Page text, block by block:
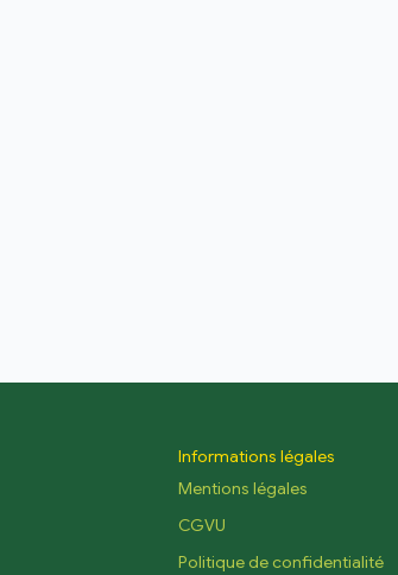
Informations légales
Mentions légales
CGVU
Politique de confidentialité